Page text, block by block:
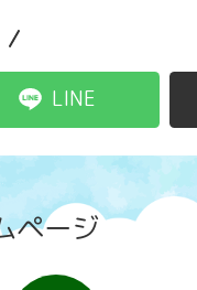
LINE
ページ